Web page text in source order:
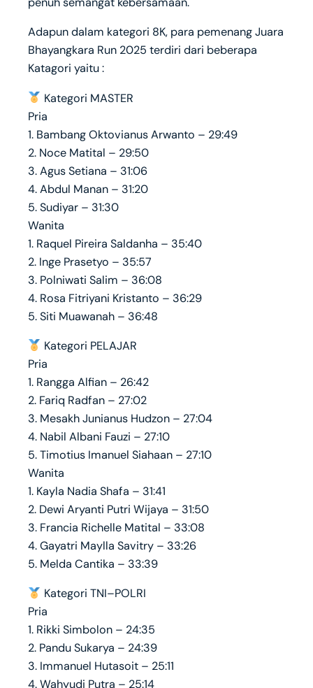
Adapun dalam kategori 8K, para pemenang Juara
Bhayangkara Run 2025 terdiri dari beberapa
Katagori yaitu :
Kategori MASTER
Pria
1. Bambang Oktovianus Arwanto – 29:49
2. Noce Matital – 29:50
3. Agus Setiana – 31:06
4. Abdul Manan – 31:20
5. Sudiyar – 31:30
Wanita
1. Raquel Pireira Saldanha – 35:40
2. Inge Prasetyo – 35:57
3. Polniwati Salim – 36:08
4. Rosa Fitriyani Kristanto – 36:29
5. Siti Muawanah – 36:48
Kategori PELAJAR
Pria
1. Rangga Alfian – 26:42
2. Fariq Radfan – 27:02
3. Mesakh Junianus Hudzon – 27:04
4. Nabil Albani Fauzi – 27:10
5. Timotius Imanuel Siahaan – 27:10
Wanita
1. Kayla Nadia Shafa – 31:41
2. Dewi Aryanti Putri Wijaya – 31:50
3. Francia Richelle Matital – 33:08
4. Gayatri Maylla Savitry – 33:26
5. Melda Cantika – 33:39
Kategori TNI–POLRI
Pria
1. Rikki Simbolon – 24:35
2. Pandu Sukarya – 24:39
3. Immanuel Hutasoit – 25:11
4. Wahyudi Putra – 25:14